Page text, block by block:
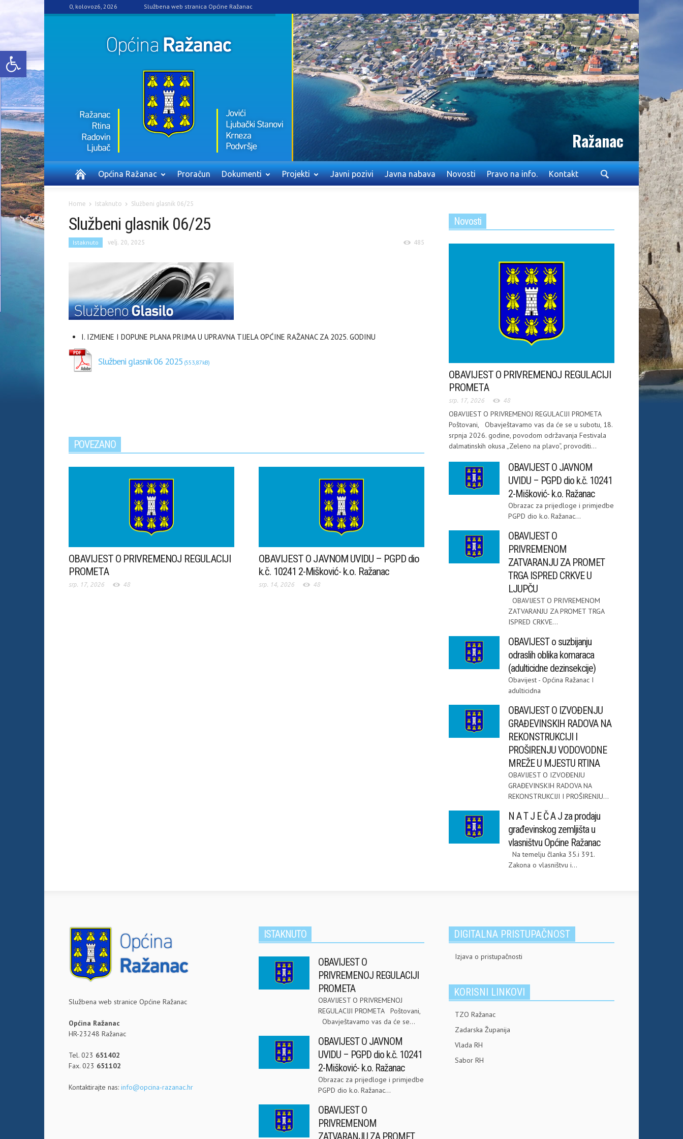
Open toolbar
0, kolovoz6, 2026 Službena web stranica Općine Ražanac
Ražanac
Općina Ražanac Proračun Dokumenti Projekti Javni pozivi Javna nabava Novosti Pravo na info. Kontakt
Home Istaknuto Službeni glasnik 06/25
Službeni glasnik 06/25
Istaknuto velj. 20, 2025 485
I. IZMJENE I DOPUNE PLANA PRIJMA U UPRAVNA TIJELA OPĆINE RAŽANAC ZA 2025. GODINU
Službeni glasnik 06 2025
POVEZANO
OBAVIJEST O PRIVREMENOJ REGULACIJI
PROMETA
srp. 17, 2026 48
OBAVIJEST O JAVNOM UVIDU – PGPD dio
k.č. 10241 2-Mišković- k.o. Ražanac
srp. 14, 2026 48
Novosti
OBAVIJEST O PRIVREMENOJ REGULACIJI
PROMETA
srp. 17, 2026 48
OBAVIJEST O PRIVREMENOJ REGULACIJI PROMETA
Poštovani, Obavještavamo vas da će se u subotu, 18.
srpnja 2026. godine, povodom održavanja Festivala
dalmatinskih okusa „Zeleno na plavo“, provoditi...
OBAVIJEST O JAVNOM
UVIDU – PGPD dio k.č. 10241
2-Mišković- k.o. Ražanac
Obrazac za prijedloge i primjedbe
PGPD dio k.o. Ražanac...
OBAVIJEST O
PRIVREMENOM
ZATVARANJU ZA PROMET
TRGA ISPRED CRKVE U
LJUPČU
OBAVIJEST O PRIVREMENOM
ZATVARANJU ZA PROMET TRGA
ISPRED CRKVE...
OBAVIJEST o suzbijanju
odraslih oblika komaraca
(adulticidne dezinsekcije)
Obavijest - Općina Ražanac I
adulticidna
OBAVIJEST O IZVOĐENJU
GRAĐEVINSKIH RADOVA NA
REKONSTRUKCIJI I
PROŠIRENJU VODOVODNE
MREŽE U MJESTU RTINA
OBAVIJEST O IZVOĐENJU
GRAĐEVINSKIH RADOVA NA
REKONSTRUKCIJI I PROŠIRENJU...
N A T J E Č A J za prodaju
građevinskog zemljišta u
vlasništvu Općine Ražanac
Na temelju članka 35.i 391.
Zakona o vlasništvu i...
Službena web stranice Općine Ražanac
Općina Ražanac
HR-23248 Ražanac
Tel. 023 651402
Fax. 023 651102
Kontaktirajte nas: info@opcina-razanac.hr
ISTAKNUTO
OBAVIJEST O
PRIVREMENOJ REGULACIJI
PROMETA
OBAVIJEST O PRIVREMENOJ
REGULACIJI PROMETA Poštovani,
Obavještavamo vas da će se...
OBAVIJEST O JAVNOM
UVIDU – PGPD dio k.č. 10241
2-Mišković- k.o. Ražanac
Obrazac za prijedloge i primjedbe
PGPD dio k.o. Ražanac...
OBAVIJEST O
PRIVREMENOM
ZATVARANJU ZA PROMET
DIGITALNA PRISTUPAČNOST
Izjava o pristupačnosti
KORISNI LINKOVI
TZO Ražanac
Zadarska Županija
Vlada RH
Sabor RH